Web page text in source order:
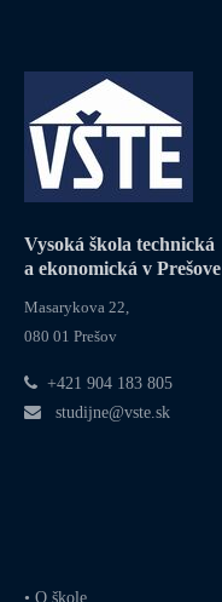
Vysoká škola technická
a ekonomická v Prešove
Masarykova 22,
080 01 Prešov
+421 904 183 805
studijne@vste.sk
•O škole